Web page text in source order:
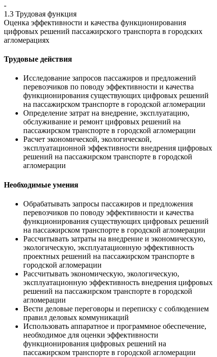
-
1.3 Трудовая функция
Оценка эффективности и качества функционирования
цифровых решений пассажирского транспорта в городских
агломерациях
Трудовые действия
Исследование запросов пассажиров и предложений
перевозчиков по поводу эффективности и качества
функционирования существующих цифровых решений
на пассажирском транспорте в городской агломерации
Определение затрат на внедрение, эксплуатацию,
обслуживание и ремонт цифровых решений на
пассажирском транспорте в городской агломерации
Расчет экономической, экологической,
эксплуатационной эффективности внедрения цифровых
решений на пассажирском транспорте в городской
агломерации
Необходимые умения
Обрабатывать запросы пассажиров и предложения
перевозчиков по поводу эффективности и качества
функционирования существующих цифровых решений
на пассажирском транспорте в городской агломерации
Рассчитывать затраты на внедрение и экономическую,
экологическую, эксплуатационную эффективность
проектных решений на пассажирском транспорте в
городской агломерации
Рассчитывать экономическую, экологическую,
эксплуатационную эффективность внедрения цифровых
решений на пассажирском транспорте в городской
агломерации
Вести деловые переговоры и переписку с соблюдением
правил деловых коммуникаций
Использовать аппаратное и программное обеспечение,
необходимое для оценки эффективности
функционирования цифровых решений на
пассажирском транспорте в городской агломерации